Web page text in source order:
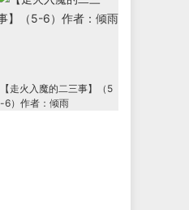
【走火入魔的二三事】（5
-6）作者：倾雨